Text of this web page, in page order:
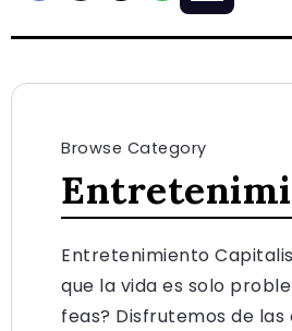
Browse Category
Entretenimiento
que la vida es solo
feas? Disfrutemos de las